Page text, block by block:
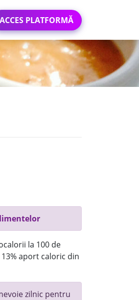
ACCES PLATFORMĂ
la 100 de
aport caloric din
zilnic pentru